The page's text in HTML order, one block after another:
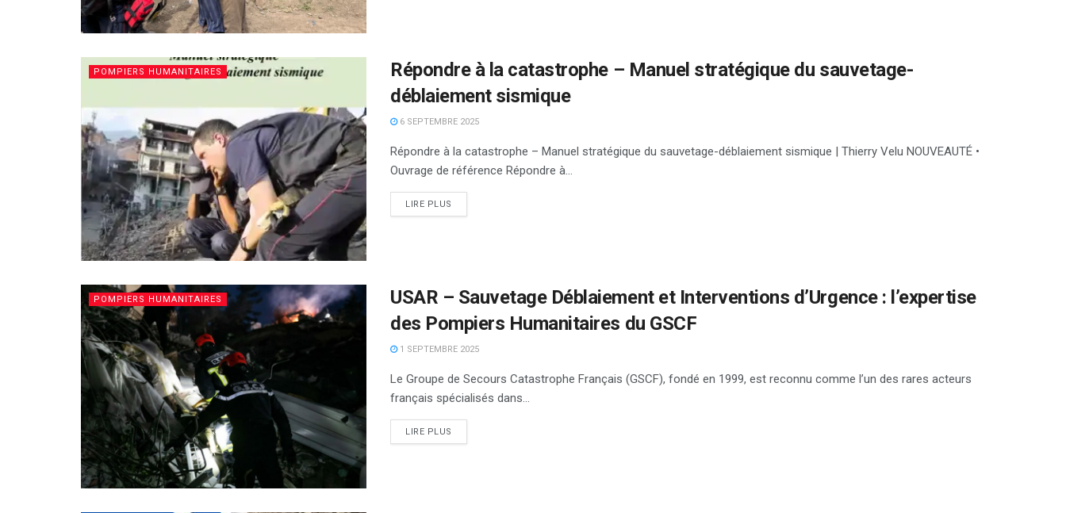
POMPIERS HUMANITAIRES
Répondre à la catastrophe – Manuel stratégique du sauvetage-
déblaiement sismique
6 SEPTEMBRE 2025
Répondre à la catastrophe – Manuel stratégique du sauvetage-déblaiement sismique | Thierry Velu NOUVEAUTÉ •
Ouvrage de référence Répondre à...
LIRE PLUS
POMPIERS HUMANITAIRES
USAR – Sauvetage Déblaiement et Interventions d’Urgence : l’expertise
des Pompiers Humanitaires du GSCF
1 SEPTEMBRE 2025
Le Groupe de Secours Catastrophe Français (GSCF), fondé en 1999, est reconnu comme l’un des rares acteurs
français spécialisés dans...
LIRE PLUS